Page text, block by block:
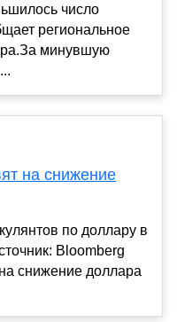
число
региональное
минувшую
на снижение
по доллару в
Bloomberg
снижение доллара